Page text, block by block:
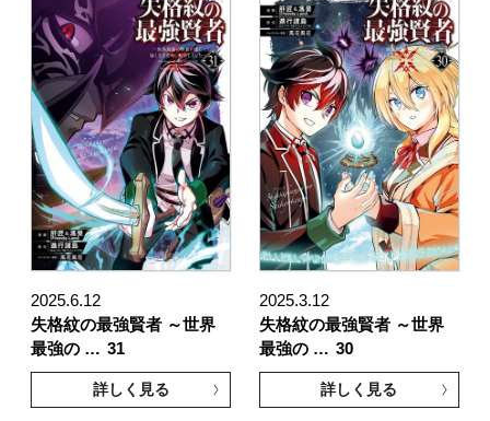
2025.6.12
失格紋の最強賢者 ～世界
最強の … 31
詳しく見る
2025.3.12
失格紋の最強賢者 ～世界
最強の … 30
詳しく見る